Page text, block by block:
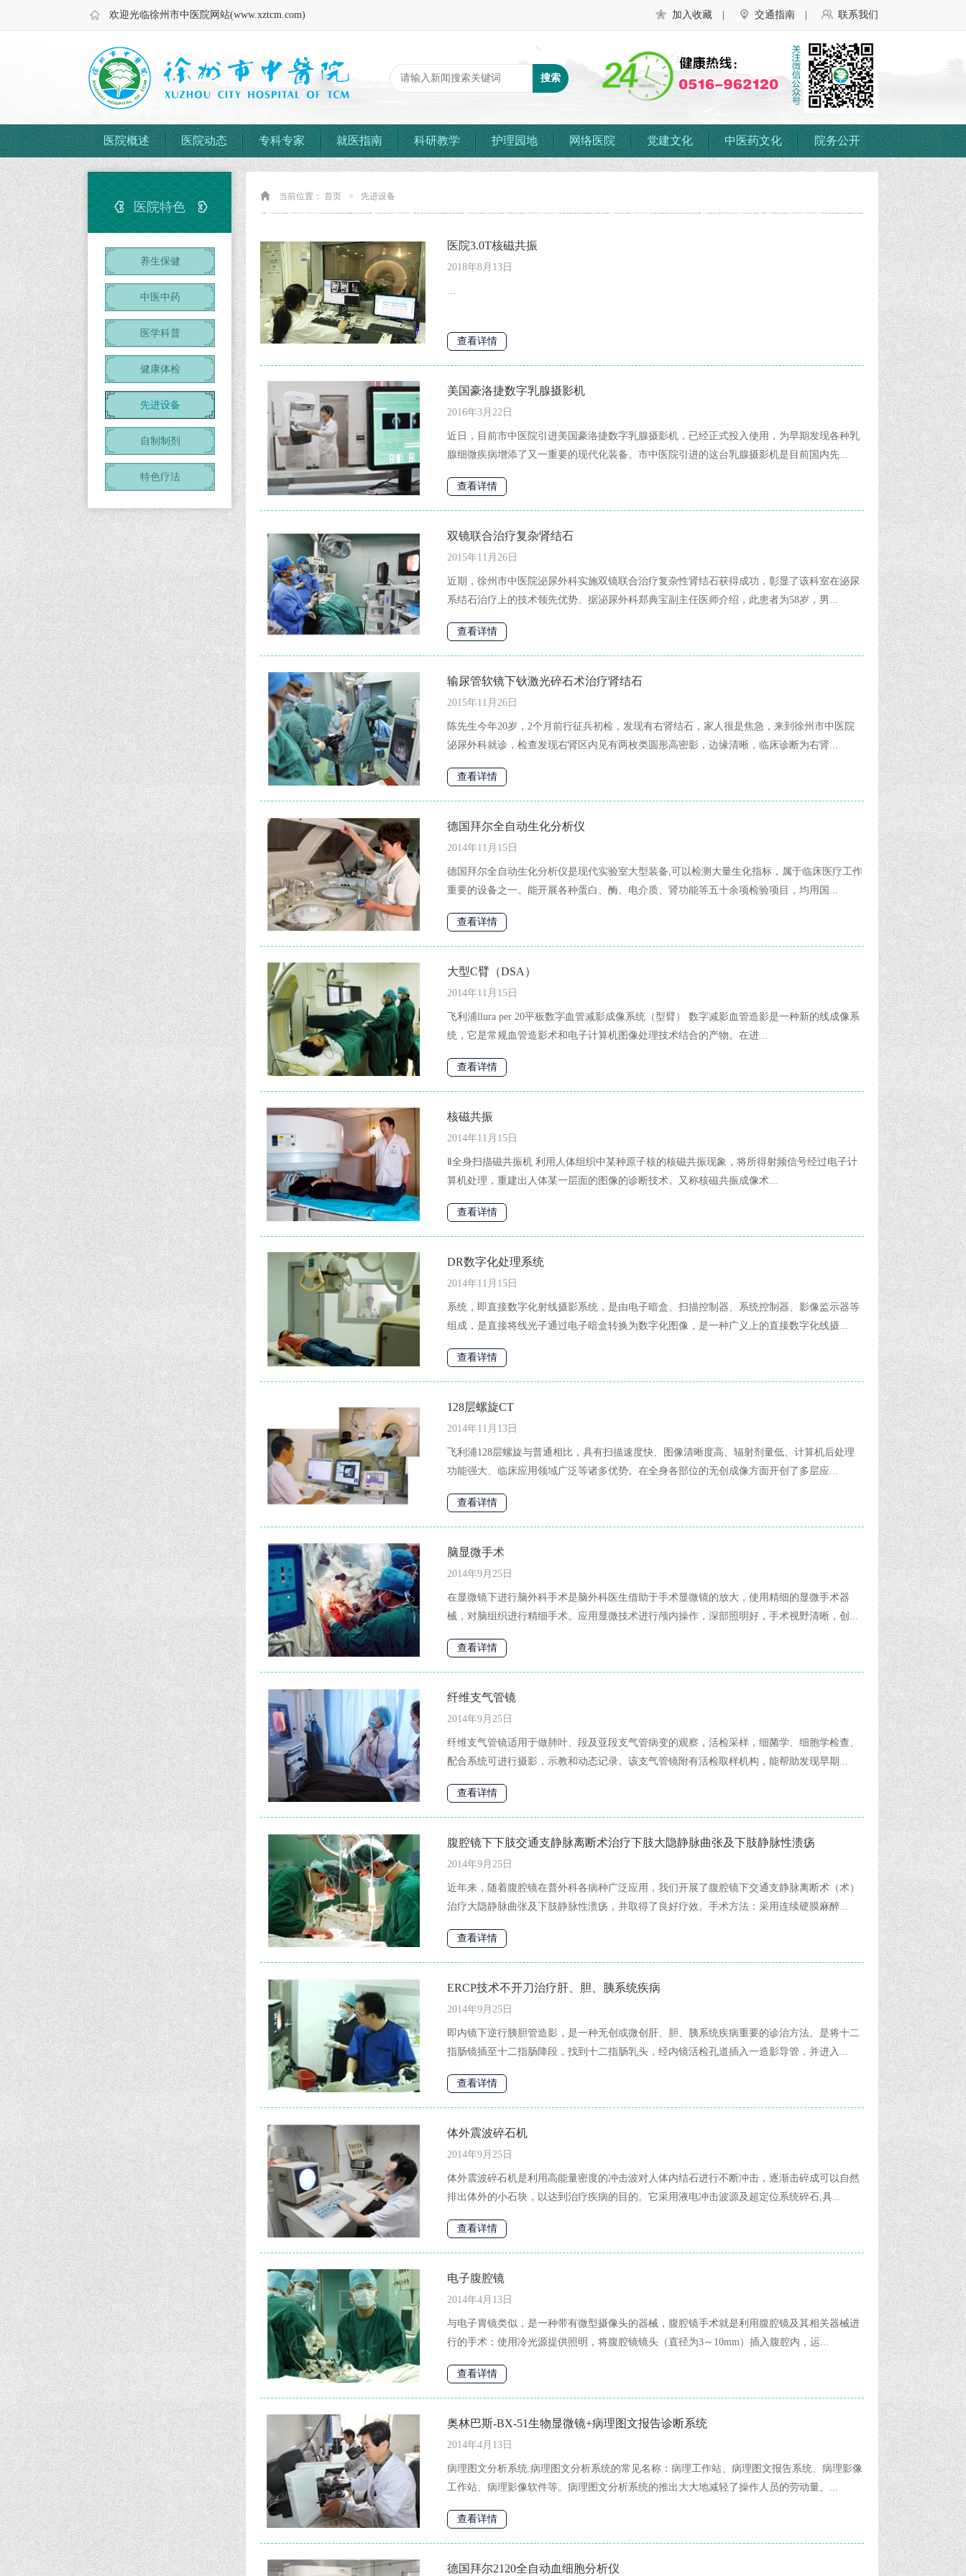
欢迎光临徐州市中医院网站(www.xztcm.com) 联系我们
交通指南
加入收藏
医院概述 医院动态 专科专家 就医指南 科研教学 护理园地 网络医院 党建文化 中医药文化 院务公开
医院特色
养生保健
中医中药
医学科普
健康体检
先进设备
自制制剂
特色疗法
当前位置： 首页 > 先进设备
医院3.0T核磁共振
2018年8月13日
...
查看详情
美国豪洛捷数字乳腺摄影机
2016年3月22日
近日，目前市中医院引进美国豪洛捷数字乳腺摄影机，已经正式投入使用，为早期发现各种乳
腺细微疾病增添了又一重要的现代化装备。市中医院引进的这台乳腺摄影机是目前国内先...
查看详情
双镜联合治疗复杂肾结石
2015年11月26日
近期，徐州市中医院泌尿外科实施双镜联合治疗复杂性肾结石获得成功，彰显了该科室在泌尿
系结石治疗上的技术领先优势。据泌尿外科郑典宝副主任医师介绍，此患者为58岁，男...
查看详情
输尿管软镜下钬激光碎石术治疗肾结石
2015年11月26日
陈先生今年20岁，2个月前行征兵初检，发现有右肾结石，家人很是焦急，来到徐州市中医院
泌尿外科就诊，检查发现右肾区内见有两枚类圆形高密影，边缘清晰，临床诊断为右肾...
查看详情
德国拜尔全自动生化分析仪
2014年11月15日
德国拜尔全自动生化分析仪是现代实验室大型装备,可以检测大量生化指标，属于临床医疗工作
重要的设备之一。能开展各种蛋白、酶、电介质、肾功能等五十余项检验项目，均用国...
查看详情
大型C臂（DSA）
2014年11月15日
飞利浦llura per 20平板数字血管减影成像系统（型臂） 数字减影血管造影是一种新的线成像系
统，它是常规血管造影术和电子计算机图像处理技术结合的产物。在进...
查看详情
核磁共振
2014年11月15日
Ⅱ全身扫描磁共振机 利用人体组织中某种原子核的核磁共振现象，将所得射频信号经过电子计
算机处理，重建出人体某一层面的图像的诊断技术。又称核磁共振成像术...
查看详情
DR数字化处理系统
2014年11月15日
系统，即直接数字化射线摄影系统，是由电子暗盒、扫描控制器、系统控制器、影像监示器等
组成，是直接将线光子通过电子暗盒转换为数字化图像，是一种广义上的直接数字化线摄...
查看详情
128层螺旋CT
2014年11月13日
飞利浦128层螺旋与普通相比，具有扫描速度快、图像清晰度高、辐射剂量低、计算机后处理
功能强大、临床应用领域广泛等诸多优势。在全身各部位的无创成像方面开创了多层应...
查看详情
脑显微手术
2014年9月25日
在显微镜下进行脑外科手术是脑外科医生借助于手术显微镜的放大，使用精细的显微手术器
械，对脑组织进行精细手术。应用显微技术进行颅内操作，深部照明好，手术视野清晰，创...
查看详情
纤维支气管镜
2014年9月25日
纤维支气管镜适用于做肺叶、段及亚段支气管病变的观察，活检采样，细菌学、细胞学检查、
配合系统可进行摄影，示教和动态记录。该支气管镜附有活检取样机构，能帮助发现早期...
查看详情
腹腔镜下下肢交通支静脉离断术治疗下肢大隐静脉曲张及下肢静脉性溃疡
2014年9月25日
近年来，随着腹腔镜在普外科各病种广泛应用，我们开展了腹腔镜下交通支静脉离断术（术）
治疗大隐静脉曲张及下肢静脉性溃疡，并取得了良好疗效。手术方法：采用连续硬膜麻醉...
查看详情
ERCP技术不开刀治疗肝、胆、胰系统疾病
2014年9月25日
即内镜下逆行胰胆管造影，是一种无创或微创肝、胆、胰系统疾病重要的诊治方法。是将十二
指肠镜插至十二指肠降段，找到十二指肠乳头，经内镜活检孔道插入一造影导管，并进入...
查看详情
体外震波碎石机
2014年9月25日
体外震波碎石机是利用高能量密度的冲击波对人体内结石进行不断冲击，逐渐击碎成可以自然
排出体外的小石块，以达到治疗疾病的目的。它采用液电冲击波源及超定位系统碎石,具...
查看详情
电子腹腔镜
2014年4月13日
与电子胃镜类似，是一种带有微型摄像头的器械，腹腔镜手术就是利用腹腔镜及其相关器械进
行的手术：使用冷光源提供照明，将腹腔镜镜头（直径为3～10mm）插入腹腔内，运...
查看详情
奥林巴斯-BX-51生物显微镜+病理图文报告诊断系统
2014年4月13日
病理图文分析系统:病理图文分析系统的常见名称：病理工作站、病理图文报告系统、病理影像
工作站、病理影像软件等。病理图文分析系统的推出大大地减轻了操作人员的劳动量。...
查看详情
德国拜尔2120全自动血细胞分析仪